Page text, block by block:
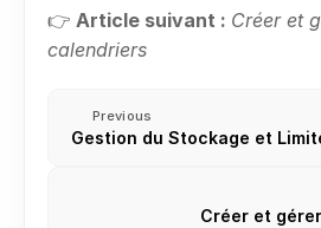
👉 Article suivant : Créer et
calendriers
Previous
Gestion du Stockage et
Créer et